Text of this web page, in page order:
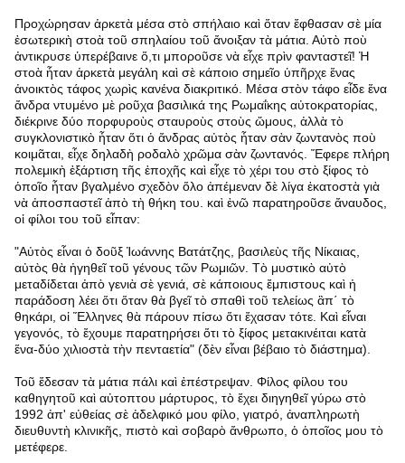
Προχώρησαν ἀρκετὰ μέσα στὸ σπήλαιο καὶ ὅταν ἔφθασαν σὲ μία
ἐσωτερικὴ στοὰ τοῦ σπηλαίου τοῦ ἄνοιξαν τὰ μάτια. Αὐτὸ ποὺ
ἀντικρυσε ὑπερέβαινε ὅ,τι μποροῦσε νὰ εἶχε πρὶν φανταστεῖ! Ἡ
στοὰ ἦταν ἀρκετὰ μεγάλη καὶ σὲ κάποιο σημεῖο ὑπῆρχε ἕνας
ἀνοικτὸς τάφος χωρὶς κανένα διακριτικό. Μέσα στὸν τάφο εἶδε ἕνα
ἄνδρα ντυμένο μὲ ροῦχα βασιλικά της Ρωμαΐκης αὐτοκρατορίας,
διέκρινε δύο πορφυροὺς σταυροὺς στοὺς ὤμους, ἀλλὰ τὸ
συγκλονιστικὸ ἦταν ὅτι ὁ ἄνδρας αὐτὸς ἦταν σὰν ζωντανὸς ποὺ
κοιμᾶται, εἶχε δηλαδὴ ροδαλὸ χρῶμα σὰν ζωντανός. Ἔφερε πλήρη
πολεμικὴ ἐξάρτιση τῆς ἐποχῆς καὶ εἶχε τὸ χέρι του στὸ ξίφος τὸ
ὁποῖο ἦταν βγαλμένο σχεδὸν ὅλο ἀπέμεναν δὲ λίγα ἑκατοστὰ γιὰ
νὰ ἀποσπαστεῖ ἀπὸ τὴ θήκη του. καὶ ἐνῶ παρατηροῦσε ἄναυδος,
οἱ φίλοι του τοῦ εἶπαν:
"Αὐτὸς εἶναι ὁ δοῦξ Ἰωάννης Βατάτζης, βασιλεὺς τῆς Νίκαιας,
αὐτὸς θὰ ἡγηθεῖ τοῦ γένους τῶν Ρωμιῶν. Τὸ μυστικὸ αὐτὸ
μεταδίδεται ἀπὸ γενιὰ σὲ γενιά, σὲ κάποιους ἔμπιστους καὶ ἡ
παράδοση λέει ὅτι ὅταν θὰ βγεῖ τὸ σπαθὶ τοῦ τελείως ἂπ΄ τὸ
θηκάρι, οἱ Ἕλληνες θὰ πάρουν πίσω ὅτι ἔχασαν τότε. Καὶ εἶναι
γεγονός, τὸ ἔχουμε παρατηρήσει ὅτι τὸ ξίφος μετακινέιται κατὰ
ἕνα-δύο χιλιοστὰ τὴν πενταετία" (δὲν εἶναι βέβαιο τὸ διάστημα).
Τοῦ ἔδεσαν τὰ μάτια πάλι καὶ ἐπέστρεψαν. Φίλος φίλου του
καθηγητοῦ καὶ αὐτοπτου μάρτυρος, τὸ ἔχει διηγηθεῖ γύρω στὸ
1992 ἀπ' εὐθείας σὲ ἀδελφικό μου φίλο, γιατρό, ἀναπληρωτὴ
διευθυντὴ κλινικῆς, πιστὸ καὶ σοβαρὸ ἄνθρωπο, ὁ ὁποῖος μου τὸ
μετέφερε.